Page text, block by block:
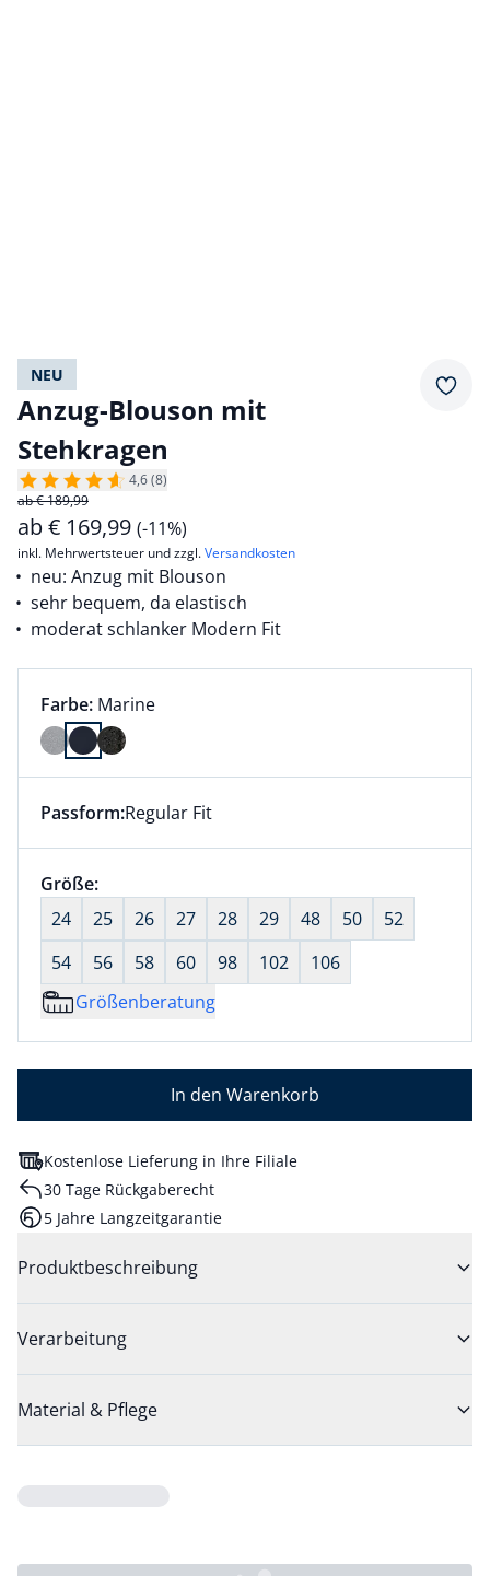
NEU
Anzug-Blouson mit
Stehkragen
4,6 (8)
ab € 189,99
ab€ 169,99 (-11%)
inkl. Mehrwertsteuer und zzgl.Versandkosten
neu: Anzug mit Blouson
sehr bequem, da elastisch
moderat schlanker Modern Fit
Farbauswahl:
Farbe: aktuell ausgewählt:
Marine
Farbe Marine ausgewählt
Dieser Artikel hat die Passform Regular Fit. für
Passform:Regular Fit
Größenauswahl:
Größe:nichts ausgewählt
24
25 26 27 28 29 48 50
52
54
56 58 60 98 102
106
Größenberatung
In den Warenkorb
Kostenlose Lieferung in Ihre Filiale
30 Tage Rückgaberecht
5 Jahre Langzeitgarantie
Produktbeschreibung
Verarbeitung
Material & Pflege